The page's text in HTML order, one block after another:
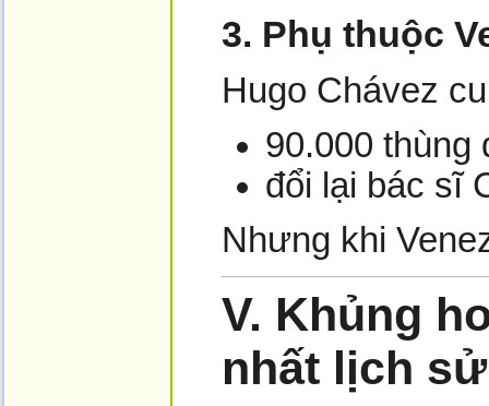
3. Phụ thuộc
Hugo Chávez
90.000 thùng
đổi lại bác sĩ
Nhưng khi
V. Khủng
nhất lịch